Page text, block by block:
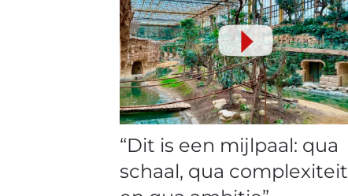
“Dit is een mijlpaal: qua
schaal, qua complexiteit